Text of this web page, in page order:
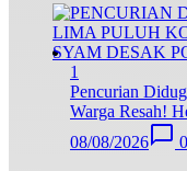
1
Pencurian
Warga Resah!
08/08/2026
0